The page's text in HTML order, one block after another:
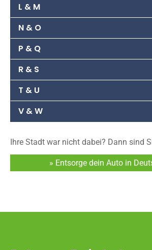
L & M
N & O
P & Q
R & S
T & U
V & W
Ihre Stadt war nicht dabei? Dann sind
» Entsorge dein Auto in